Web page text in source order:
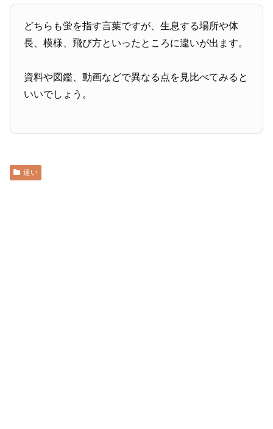
どちらも蛍を指す言葉ですが、生息する場所や体
長、模様、飛び方といったところに違いが出ます。
資料や図鑑、動画などで異なる点を見比べてみると
いいでしょう。
違い